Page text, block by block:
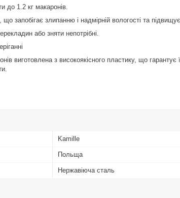
до 1.2 кг макаронів.
запобігає злипанню і надмірній вологості та
або зняти непотрібні.
виготовлена з високоякісного пластику, що гарантує
Kamille
Польща
Нержавіюча сталь